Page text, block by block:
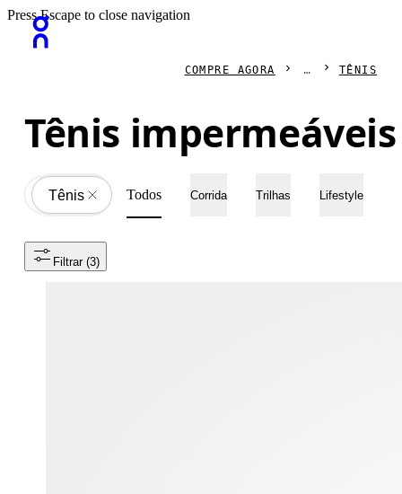
Press Escape to close navigation
COMPRE AGORA TÊNIS
Tênis
All
Tênis Todos Corrida Trilhas Lifestyle
Filtrar (3)